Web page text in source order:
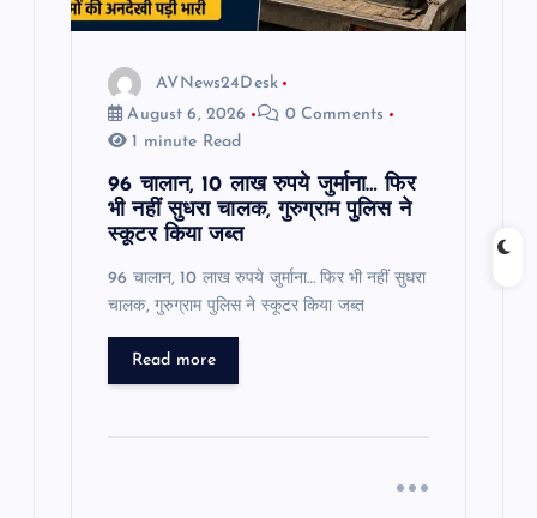
AVNews24Desk
August 6, 2026
0 Comments
1 minute Read
96 चालान, 10 लाख रुपये जुर्माना… फिर
भी नहीं सुधरा चालक, गुरुग्राम पुलिस ने
स्कूटर किया जब्त
96 चालान, 10 लाख रुपये जुर्माना… फिर भी नहीं सुधरा
चालक, गुरुग्राम पुलिस ने स्कूटर किया जब्त
Read more